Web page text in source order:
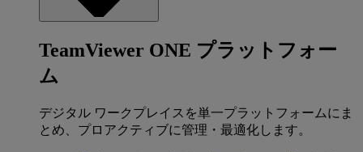
TeamViewer ONE プラットフォー
ム
デジタル ワークプレイスを単一プラットフォームにま
とめ、プロアクティブに管理・最適化します。